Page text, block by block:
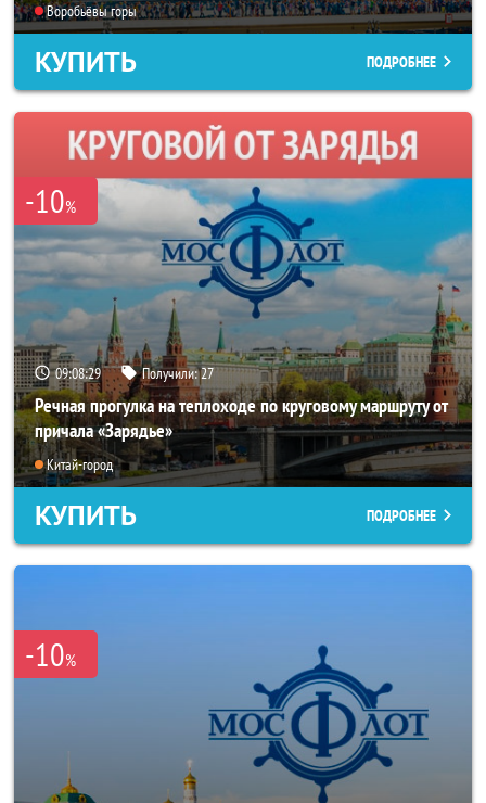
Воробьёвы горы
КУПИТЬ ПОДРОБНЕЕ
-10%
09:08:25 Получили:27
Речная прогулка на теплоходе по круговому маршруту от
причала «Зарядье»
Китай-город
КУПИТЬ ПОДРОБНЕЕ
-10%